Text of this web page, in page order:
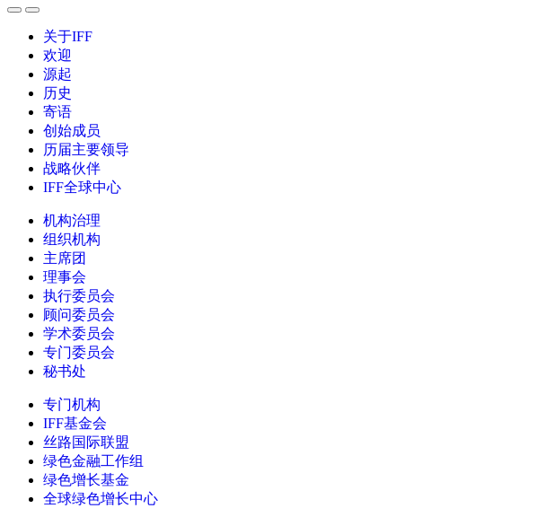
关于IFF
欢迎
源起
历史
寄语
创始成员
历届主要领导
战略伙伴
IFF全球中心
机构治理
组织机构
主席团
理事会
执行委员会
顾问委员会
学术委员会
专门委员会
秘书处
专门机构
IFF基金会
丝路国际联盟
绿色金融工作组
绿色增长基金
全球绿色增长中心